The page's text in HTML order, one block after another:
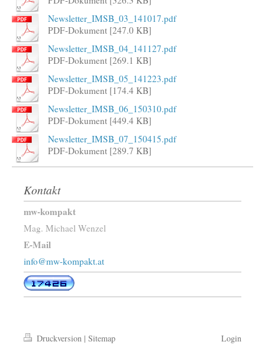
Newsletter_IMSB_03_141017.pdf
PDF-Dokument [247.0 KB]
Newsletter_IMSB_04_141127.pdf
PDF-Dokument [269.1 KB]
Newsletter_IMSB_05_141223.pdf
PDF-Dokument [174.4 KB]
Newsletter_IMSB_06_150310.pdf
PDF-Dokument [449.4 KB]
Newsletter_IMSB_07_150415.pdf
PDF-Dokument [289.7 KB]
Kontakt
mw-kompakt
Mag. Michael Wenzel
E-Mail
info@mw-kompakt.at
Druckversion | Sitemap
Login